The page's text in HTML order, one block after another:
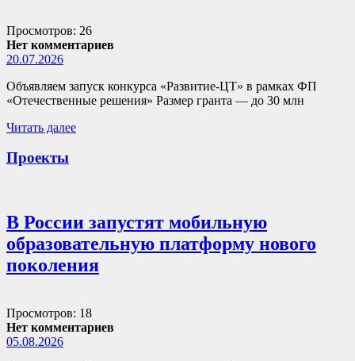
Просмотров: 26
Нет комментариев
20.07.2026
Объявляем запуск конкурса «Развитие-ЦТ» в рамках ФП
«Отечественные решения» Размер гранта — до 30 млн
Читать далее
Проекты
В России запустят мобильную
образовательную платформу нового
поколения
Просмотров: 18
Нет комментариев
05.08.2026